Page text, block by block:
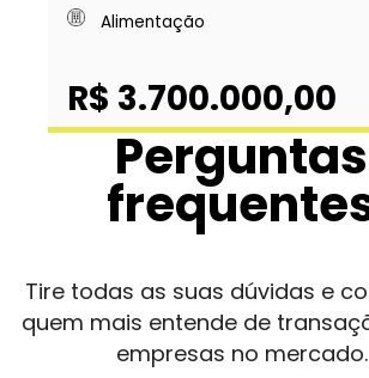
Alimentação
R$ 3.700.000,00
Perguntas
Tire todas as suas dúvidas e
quem mais entende de
empresas no mercado.